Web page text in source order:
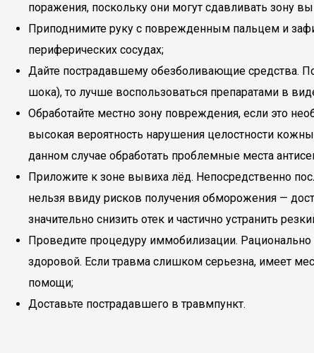
поражения, поскольку они могут сдавливать зону
Приподнимите руку с поврежденным пальцем и
периферических сосудах;
Дайте пострадавшему обезболивающие средства.
шока), то лучше воспользоваться препаратами в
Обработайте местно зону повреждения, если это
высокая вероятность нарушения целостности
данном случае обработать проблемные места
Приложите к зоне вывиха лёд. Непосредственно
нельзя ввиду рисков получения обморожения —
значительно снизить отек и частично устранить
Проведите процедуру иммобилизации.
здоровой. Если травма слишком серьезна, имеет
помощи;
Доставьте пострадавшего в травмпункт.